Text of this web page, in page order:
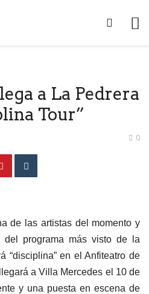
a La Pedrera
Tour”
0
de las artistas del momento y
del programa más visto de la
“disciplina” en el Anfiteatro de
a Villa Mercedes el 10 de
y una puesta en escena de